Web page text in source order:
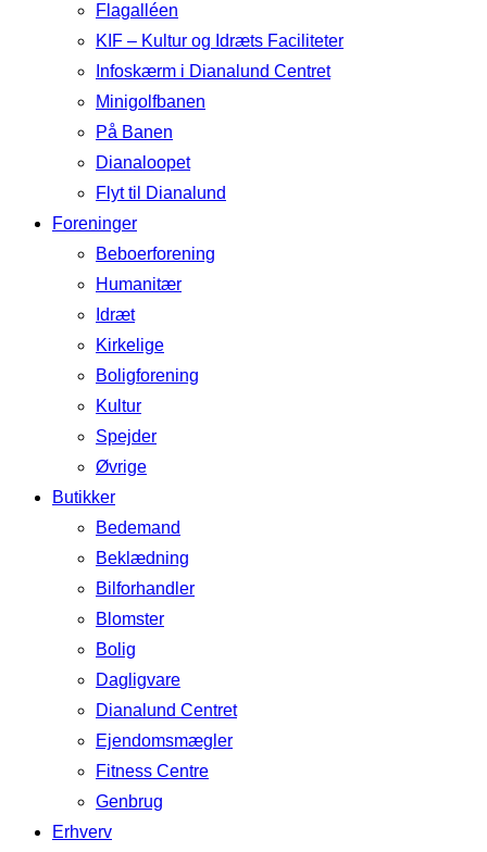
Flagalléen
KIF – Kultur og Idræts Faciliteter
Infoskærm i Dianalund Centret
Minigolfbanen
På Banen
Dianaloopet
Flyt til Dianalund
Foreninger
Beboerforening
Humanitær
Idræt
Kirkelige
Boligforening
Kultur
Spejder
Øvrige
Butikker
Bedemand
Beklædning
Bilforhandler
Blomster
Bolig
Dagligvare
Dianalund Centret
Ejendomsmægler
Fitness Centre
Genbrug
Erhverv